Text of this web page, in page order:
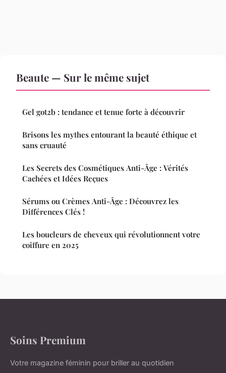
Beaute — Sur le même sujet
Gel got2b : tendance et tenue forte à découvrir
Brisons les mythes entourant la beauté éthique et
sans cruauté
Les Secrets des Cosmétiques Anti-Âge : Vérités
Cachées et Idées Reçues
Sérums ou Crèmes Anti-Âge : Découvrez les
Différences Clés !
Les boucleurs de cheveux qui révolutionnent votre
coiffure en 2025
Soins Premium
Votre magazine féminin pour briller au quotidien